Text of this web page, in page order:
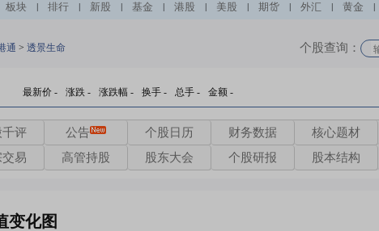
板块 排行 新股 基金 港股 美股 期货 外汇 黄金
通 > 透景生命 个股查询：
最新价 - 涨跌 - 涨跌幅 - 换手 - 总手 - 金额 -
千评 公告 个股日历 财务数据 核心题材
交易 高管持股 股东大会 个股研报 股本结构
变化图